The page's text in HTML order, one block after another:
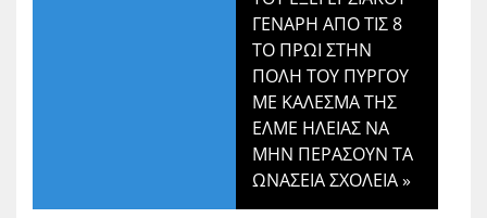
ΓΕΝΑΡΗ ΑΠΟ ΤΙΣ 8
ΤΟ ΠΡΩΙ ΣΤΗΝ
ΠΟΛΗ ΤΟΥ ΠΥΡΓΟΥ
ΜΕ ΚΑΛΕΣΜΑ ΤΗΣ
ΕΛΜΕ ΗΛΕΙΑΣ ΝΑ
ΜΗΝ ΠΕΡΑΣΟΥΝ ΤΑ
ΩΝΑΣΕΙΑ ΣΧΟΛΕΙΑ»